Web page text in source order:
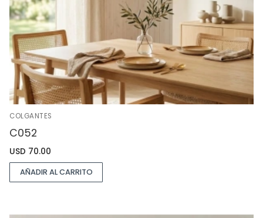
COLGANTES
C052
USD 70.00
AÑADIR AL CARRITO